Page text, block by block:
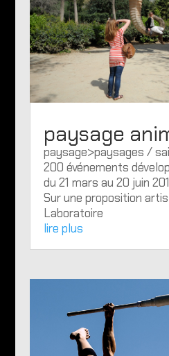
paysage
paysage>paysages /
200 événements
du 21 mars au 20 juin
Sur une proposition
Laboratoire
lire plus